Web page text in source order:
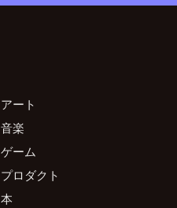
アート
音楽
ゲーム
プロダクト
本